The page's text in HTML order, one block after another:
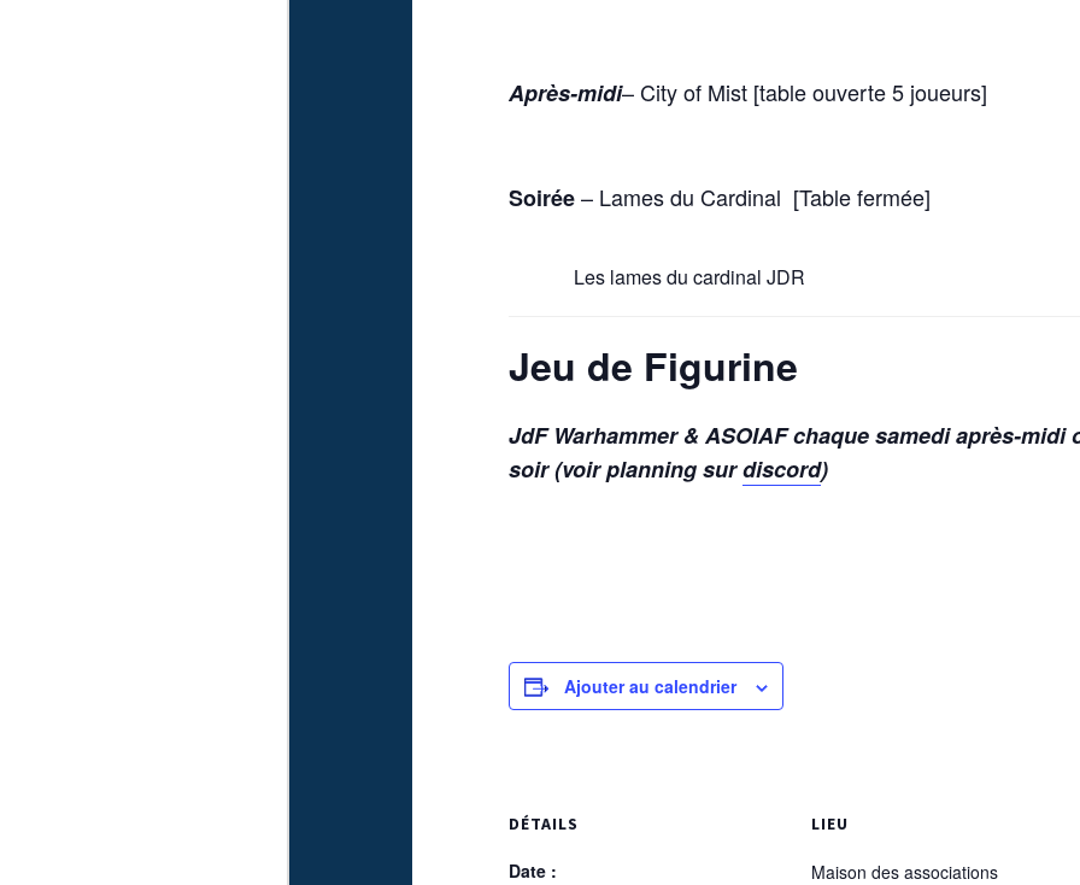
Après-midi– City of Mist [table ouverte 5 joueurs]
Soirée– Lames du Cardinal [Table fermée]
Les lames du cardinal JDR
Jeu de Figurine
JdF Warhammer & ASOIAF chaque samedi après-midi
soir (voir planning surdiscord)
Ajouter au calendrier
DÉTAILS
Date :
LIEU
Maison des associations